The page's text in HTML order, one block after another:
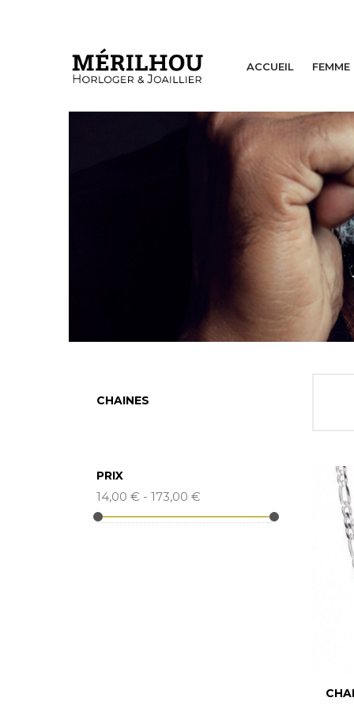
ACCUEIL FEMME
CHAINES
PRIX
14,00 € - 173,00 €